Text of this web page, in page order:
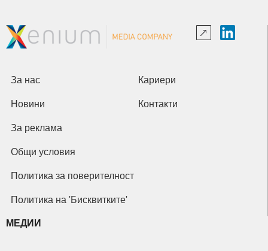
За нас Кариери
Новини Контакти
За реклама
Общи условия
Политика за поверителност
Политика на 'Бисквитките'
МЕДИИ